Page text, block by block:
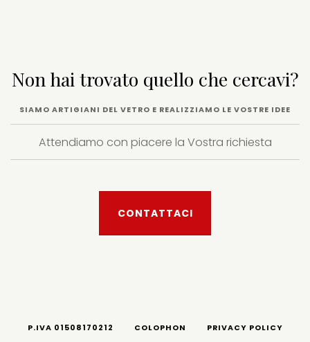
Non hai trovato quello che cercavi?
SIAMO ARTIGIANI DEL VETRO E REALIZZIAMO LE VOSTRE IDEE
Attendiamo con piacere la Vostra richiesta
CONTATTACI
P.IVA 01508170212 COLOPHON
PRIVACY POLICY